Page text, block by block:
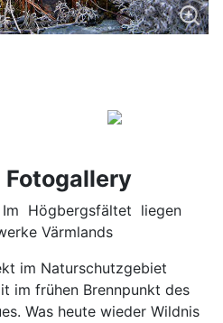
Högbergsfältet liegen
Värmlands
im Naturschutzgebiet
im frühen Brennpunkt des
Was heute wieder Wildnis